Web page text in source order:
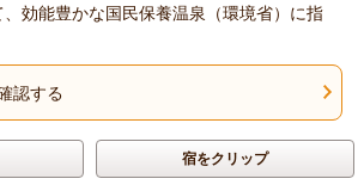
効能豊かな国民保養温泉（環境省）に指
認する
宿をクリップ